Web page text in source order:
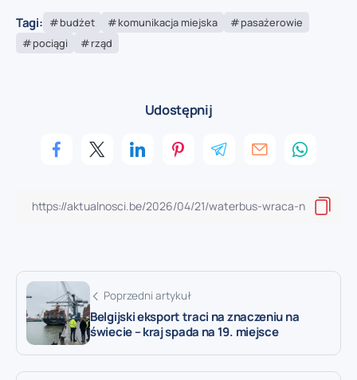
Tagi: budżet komunikacja miejska
pasażerowie
pociągi
rząd
Udostępnij
Poprzedni artykuł
Belgijski eksport traci na znaczeniu na
świecie – kraj spada na 19. miejsce